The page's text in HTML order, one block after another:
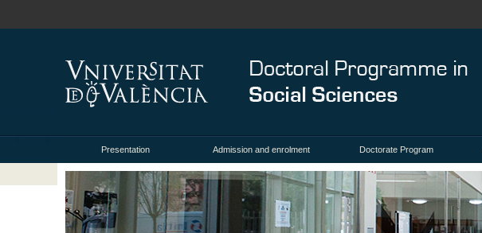
Presentation Admission and enrolment Doctorate Program